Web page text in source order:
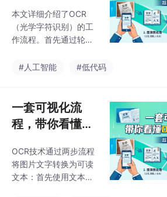
通过"全栈算子"理念，
实现逻辑与算力解耦、
跨框架兼容和可视化编
准化解决方案。最后强
(二)
本文详细介绍了OCR
（光学字符识别）的工
作流程。首先通过轮廓
本框内容，将倾斜文本
别，包括统一图片尺
寸、转换为张量格式，
通过模型输出字符概率
码将概率序列转换为文
字，包括去重、去空白
符和字典映射等步骤。
#人工智能 #低代码
一套可视化流
程，带你看懂O
(一)
OCR技术通过两步流程
将图片文字转换为可读
文本：首先使用文本检